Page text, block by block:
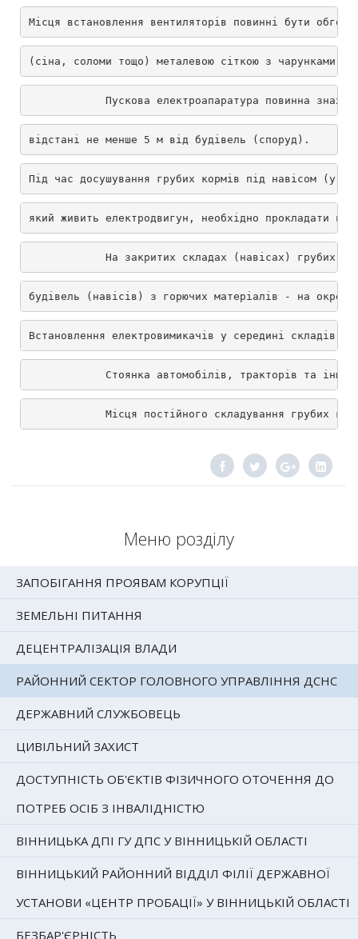
Меню розділу
ЗАПОБІГАННЯ ПРОЯВАМ КОРУПЦІЇ
ЗЕМЕЛЬНІ ПИТАННЯ
ДЕЦЕНТРАЛІЗАЦІЯ ВЛАДИ
РАЙОННИЙ СЕКТОР ГОЛОВНОГО УПРАВЛІННЯ ДСНС
ДЕРЖАВНИЙ СЛУЖБОВЕЦЬ
ЦИВІЛЬНИЙ ЗАХИСТ
ДОСТУПНІСТЬ ОБ'ЄКТІВ ФІЗИЧНОГО ОТОЧЕННЯ ДО
ПОТРЕБ ОСІБ З ІНВАЛІДНІСТЮ
ВІННИЦЬКА ДПІ ГУ ДПС У ВІННИЦЬКІЙ ОБЛАСТІ
ВІННИЦЬКИЙ РАЙОННИЙ ВІДДІЛ ФІЛІЇ ДЕРЖАВНОЇ
УСТАНОВИ «ЦЕНТР ПРОБАЦІЇ» У ВІННИЦЬКІЙ ОБЛАСТІ
БЕЗБАР'ЄРНІСТЬ
Місця встановлення вентиляторів повинні бути
(сіна, соломи тощо) металевою сіткою з чарунками
Пускова електроапаратура повинна
відстані не менше 5 м від будівель (споруд).
Під час досушування грубих кормів під навісом (у
який живить електродвигун, необхідно прокладати в
На закритих складах (навісах) грубих кормів
будівель (навісів) з горючих матеріалів - на
Встановлення електровимикачів у середині складів
Стоянка автомобілів, тракторів та інших
Місця постійного складування грубих кормів